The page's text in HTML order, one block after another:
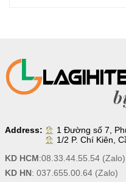
Address:
1 Đường số 7,
1/2 P. Chí Kiên,
KD HCM:08.33.44.55.54(Zalo)
KD HN: 037.655.00.64(Zalo)